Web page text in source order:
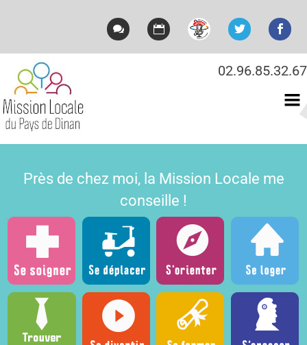
02.96.85.32.67
Près de chez moi, la Mission Locale me
conseille !